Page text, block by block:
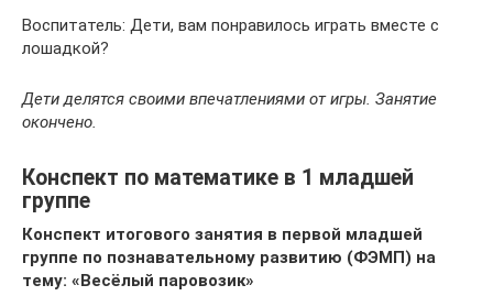
Воспитатель: Дети, вам понравилось играть вместе с
лошадкой?
Дети делятся своими впечатлениями от игры. Занятие
окончено.
Конспект по математике в 1 младшей
группе
Конспект итогового занятия в первой младшей
группе по познавательному развитию (ФЭМП) на
тему: «Весёлый паровозик»